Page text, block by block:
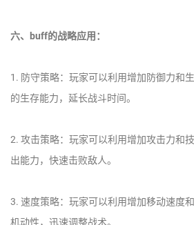
六、buff的战略应用：
1. 防守策略：玩家可以利用增加防御力和
的生存能力，延长战斗时间。
2. 攻击策略：玩家可以利用增加攻击力和
出能力，快速击败敌人。
3. 速度策略：玩家可以利用增加移动速度
机动性，迅速调整战术。